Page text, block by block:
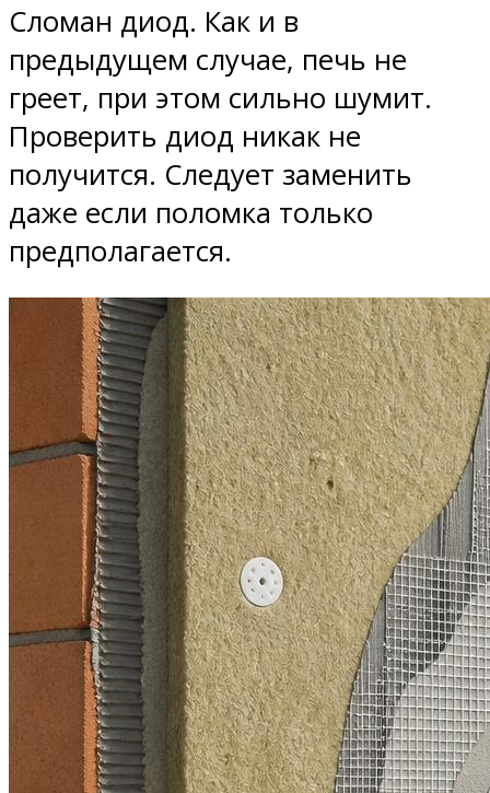
Сломан диод. Как и в
предыдущем случае, печь не
греет, при этом сильно шумит.
Проверить диод никак не
получится. Следует заменить
даже если поломка только
предполагается.